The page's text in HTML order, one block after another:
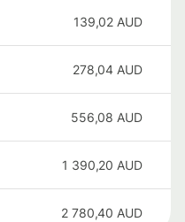
139,02 AUD
278,04 AUD
556,08 AUD
1 390,20 AUD
2 780,40 AUD